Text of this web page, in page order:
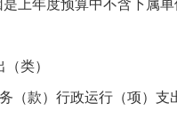
是上年度预算中不含下属
（类）
（款）行政运行（项）支